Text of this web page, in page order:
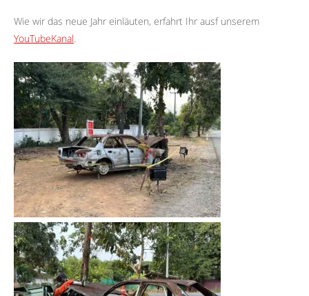
Wie wir das neue Jahr einläuten, erfahrt Ihr ausf unserem
YouTubeKanal.